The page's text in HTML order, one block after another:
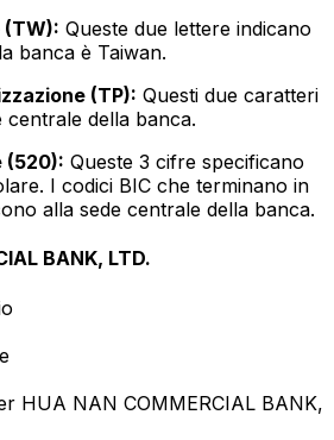
(TW): Queste due lettere indicano
banca è Taiwan.
(TP): Questi due caratteri
centrale della banca.
(520): Queste 3 cifre specificano
I codici BIC che terminano in
alla sede centrale della banca.
BANK, LTD.
HUA NAN COMMERCIAL BANK,